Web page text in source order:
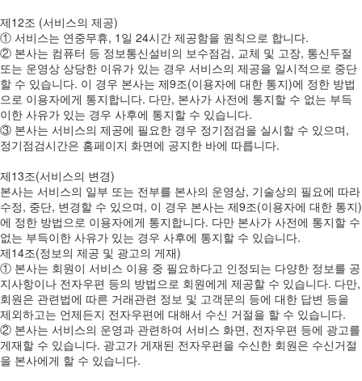
제12조 (서비스의 제공)
① 서비스는 연중무휴, 1일 24시간 제공함을 원칙으로 합니다.
② 본사는 컴퓨터 등 정보통신설비의 보수점검, 교체 및 고장, 통신두절
또는 운영상 상당한 이유가 있는 경우 서비스의 제공을 일시적으로 중단
할 수 있습니다. 이 경우 본사는 제9조(이용자에 대한 통지)에 정한 방법
으로 이용자에게 통지합니다. 다만, 본사가 사전에 통지할 수 없는 부득
이한 사유가 있는 경우 사후에 통지할 수 있습니다.
③ 본사는 서비스의 제공에 필요한 경우 정기점검을 실시할 수 있으며,
정기점검시간은 홈페이지 화면에 공지한 바에 따릅니다.
제13조(서비스의 변경)
본사는 서비스의 일부 또는 전부를 본사의 운영상, 기술상의 필요에 따라
수정, 중단, 변경할 수 있으며, 이 경우 본사는 제9조(이용자에 대한 통지)
에 정한 방법으로 이용자에게 통지합니다. 다만 본사가 사전에 통지할 수
없는 부득이한 사유가 있는 경우 사후에 통지할 수 있습니다.
제14조(정보의 제공 및 광고의 게재)
① 본사는 회원이 서비스 이용 중 필요하다고 인정되는 다양한 정보를 공
지사항이나 전자우편 등의 방법으로 회원에게 제공할 수 있습니다. 다만,
회원은 관련법에 따른 거래관련 정보 및 고객문의 등에 대한 답변 등을
제외하고는 언제든지 전자우편에 대해서 수신 거절을 할 수 있습니다.
② 본사는 서비스의 운영과 관련하여 서비스 화면, 전자우편 등에 광고를
게재할 수 있습니다. 광고가 게재된 전자우편을 수신한 회원은 수신거절
을 본사에게 할 수 있습니다.